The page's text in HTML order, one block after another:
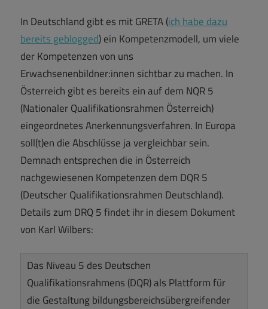
In Deutschland gibt es mit GRETA (ich habe dazu
bereits geblogged) ein Kompetenzmodell, um viele
der Kompetenzen von uns
Erwachsenenbildner:innen sichtbar zu machen. In
Österreich gibt es bereits ein auf dem NQR 5
(Nationaler Qualifikationsrahmen Österreich)
eingeordnetes Anerkennungsverfahren. In Europa
soll(t)en die Abschlüsse ja vergleichbar sein.
Demnach entsprechen die in Österreich
nachgewiesenen Kompetenzen dem DQR 5
(Deutscher Qualifikationsrahmen Deutschland).
Details zum DRQ 5 findet ihr in diesem Dokument
von Karl Wilbers:
Das Niveau 5 des Deutschen
Qualifikationsrahmens (DQR) als Plattform für
die Gestaltung bildungsbereichsübergreifender